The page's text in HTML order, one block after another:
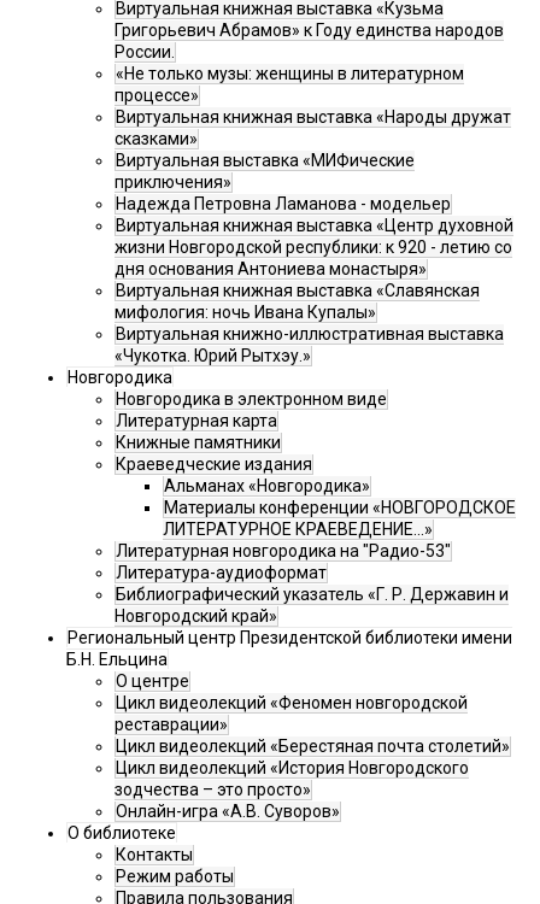
Виртуальная книжная выставка «Кузьма
Григорьевич Абрамов» к Году единства народов
России.
«Не только музы: женщины в литературном
процессе»
Виртуальная книжная выставка «Народы дружат
сказками»
Виртуальная выставка «МИФические
приключения»
Надежда Петровна Ламанова - модельер
Виртуальная книжная выставка «Центр духовной
жизни Новгородской республики: к 920 - летию со
дня основания Антониева монастыря»
Виртуальная книжная выставка «Славянская
мифология: ночь Ивана Купалы»
Виртуальная книжно-иллюстративная выставка
«Чукотка. Юрий Рытхэу.»
Новгородика
Новгородика в электронном виде
Литературная карта
Книжные памятники
Краеведческие издания
Альманах «Новгородика»
Материалы конференции «НОВГОРОДСКОЕ
ЛИТЕРАТУРНОЕ КРАЕВЕДЕНИЕ...»
Литературная новгородика на "Радио-53"
Литература-аудиоформат
Библиографический указатель «Г. Р. Державин и
Новгородский край»
Региональный центр Президентской библиотеки имени
Б.Н. Ельцина
О центре
Цикл видеолекций «Феномен новгородской
реставрации»
Цикл видеолекций «Берестяная почта столетий»
Цикл видеолекций «История Новгородского
зодчества – это просто»
Онлайн-игра «А.В. Суворов»
О библиотеке
Контакты
Режим работы
Правила пользования